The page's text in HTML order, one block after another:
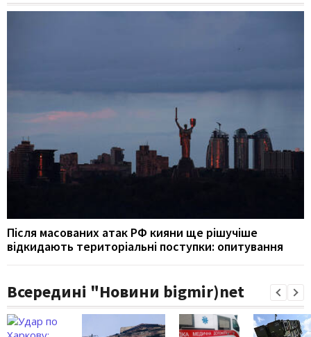
Після масованих атак РФ кияни ще рішучіше
відкидають територіальні поступки: опитування
Всередині "Новини bigmir)net